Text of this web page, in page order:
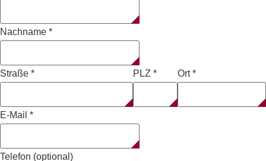
Nachname *
Straße * PLZ * Ort*
E-Mail *
Telefon (optional)